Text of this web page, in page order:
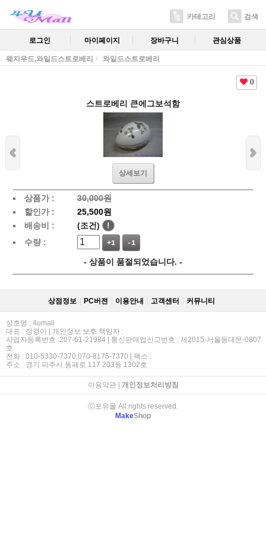
카테고리 검색
로그인 마이페이지 장바구니 관심상품
웨지우드,와일드스트로베리 와일드스트로베리
0
스트로베리 큰에그보석함
상세보기
상품가 :
30,000원
할인가 :
25,500원
배송비 :
(조건)
!
수량 :
+1 -1
- 상품이 품절되었습니다. -
상점정보 PC버젼 이용안내 고객센터 커뮤니티
상호명 : 4umall
대표 : 정경아 | 개인정보 보호 책임자 :
사업자등록번호 :207-61-21984 | 통신판매업신고번호 : 제2015-서울동대문-0807
호
전화 : 010-5330-7370,070-8176-7370 | 팩스 :
주소 : 경기 파주시 동패로 117 203동 1302호
이용약관| 개인정보처리방침
ⓒ포유몰 All rights reserved.
MakeShop